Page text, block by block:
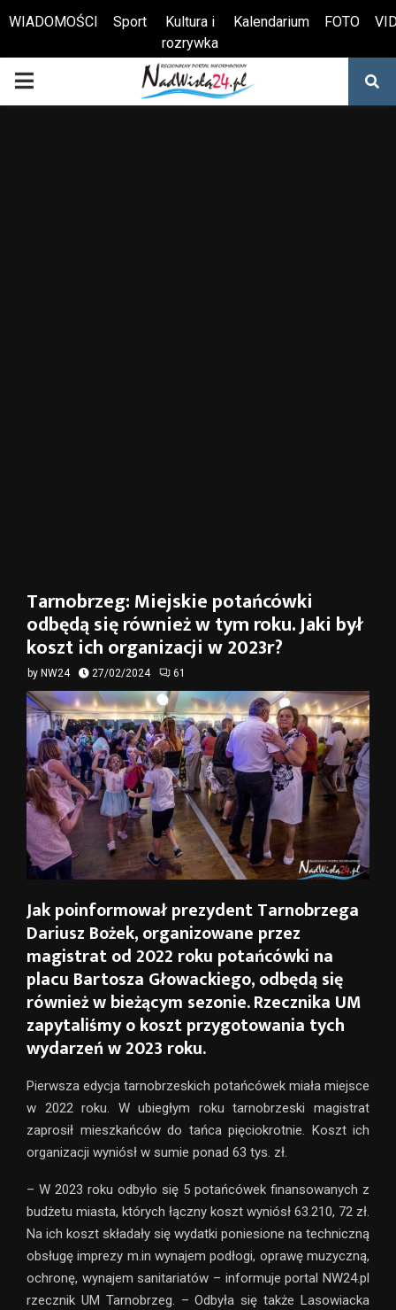
Otwórz pasek narzędzi
WIADOMOŚCI Sport
Kultura i
rozrywka
Kalendarium FOTO
PRIMARY
Tarnobrzeg: Miejskie potańcówki
odbędą się również w tym roku. Jaki był
koszt ich organizacji w 2023r?
by NW24 27/02/2024 61
Jak poinformował prezydent Tarnobrzega
Dariusz Bożek, organizowane przez
magistrat od 2022 roku potańcówki na
placu Bartosza Głowackiego, odbędą się
również w bieżącym sezonie. Rzecznika UM
zapytaliśmy o koszt przygotowania tych
wydarzeń w 2023 roku.
Pierwsza edycja tarnobrzeskich potańcówek miała miejsce
w 2022 roku. W ubiegłym roku tarnobrzeski magistrat
zaprosił mieszkańców do tańca pięciokrotnie. Koszt ich
organizacji wyniósł w sumie ponad 63 tys. zł.
– W 2023 roku odbyło się 5 potańcówek finansowanych z
budżetu miasta, których łączny koszt wyniósł 63.210, 72 zł.
Na ich koszt składały się wydatki poniesione na techniczną
obsługę imprezy m.in wynajem podłogi, oprawę muzyczną,
ochronę, wynajem sanitariatów – informuje portal NW24.pl
rzecznik UM Tarnobrzeg. – Odbyła się także Lasowiacka